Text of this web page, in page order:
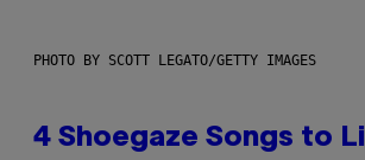
PHOTO BY SCOTT LEGATO/GETTY IMAGES
4 Shoegaze Songs to